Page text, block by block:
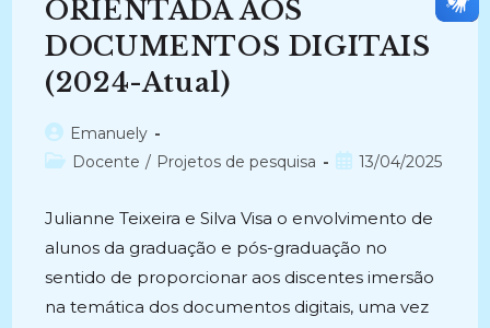
(2014)
ORIENTADA AOS
DOCUMENTOS DIGITAIS
(2024-Atual)
Autor
do
Emanuely
Categoria
Docente / Projetos de pesquisa
Post13/04/2025
Julianne Teixeira e Silva Visa o envolvimento de
alunos da graduação e pós-graduação no
sentido de proporcionar aos discentes imersão
na temática dos documentos digitais, uma vez